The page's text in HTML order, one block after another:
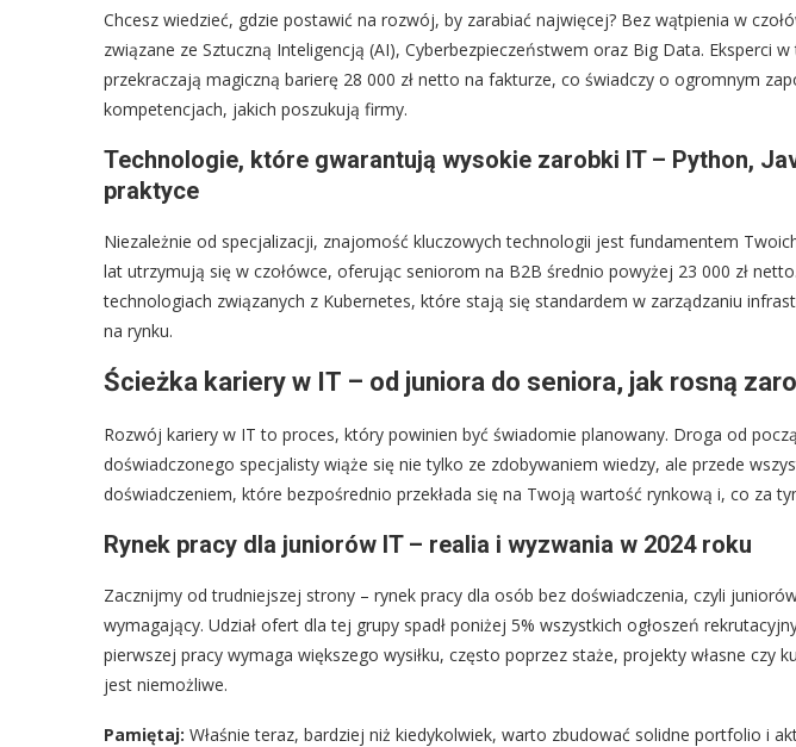
Chcesz wiedzieć, gdzie postawić na rozwój, by zarabiać najwięcej? Bez wątpienia w
związane ze Sztuczną Inteligencją (AI), Cyberbezpieczeństwem oraz Big Data. Eksperci
przekraczają magiczną barierę 28 000 zł netto na fakturze, co świadczy o ogromnym
kompetencjach, jakich poszukują firmy.
Technologie, które gwarantują wysokie zarobki IT – Python,
praktyce
Niezależnie od specjalizacji, znajomość kluczowych technologii jest fundamentem
lat utrzymują się w czołówce, oferując seniorom na B2B średnio powyżej 23 000 zł
technologiach związanych z Kubernetes, które stają się standardem w zarządzaniu
na rynku.
Ścieżka kariery w IT – od juniora do seniora, jak rosną
Rozwój kariery w IT to proces, który powinien być świadomie planowany. Droga od
doświadczonego specjalisty wiąże się nie tylko ze zdobywaniem wiedzy, ale przede
doświadczeniem, które bezpośrednio przekłada się na Twoją wartość rynkową i, co za
Rynek pracy dla juniorów IT – realia i wyzwania w 2024 roku
Zacznijmy od trudniejszej strony – rynek pracy dla osób bez doświadczenia, czyli
wymagający. Udział ofert dla tej grupy spadł poniżej 5% wszystkich ogłoszeń
pierwszej pracy wymaga większego wysiłku, często poprzez staże, projekty własne czy
jest niemożliwe.
Pamiętaj: Właśnie teraz, bardziej niż kiedykolwiek, warto zbudować solidne portfolio i